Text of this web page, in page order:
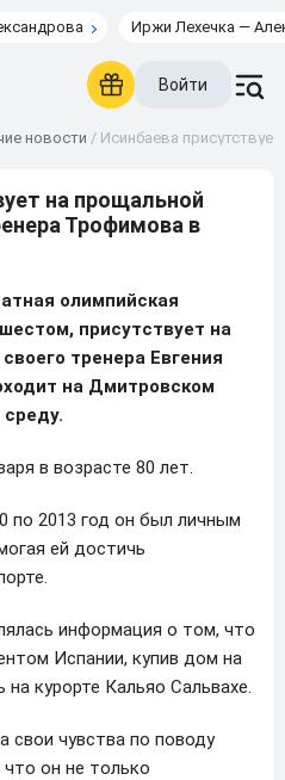
Иржи Лехечка —
Войти
новости / Исинбаева
на прощальной
Трофимова в
олимпийская
присутствует на
тренера Евгения
на Дмитровском
в возрасте 80 лет.
по 2013 год он был личным
ей достичь
информация о том, что
Испании, купив дом на
курорте Кальяо Сальвахе.
свои чувства по поводу
он не только